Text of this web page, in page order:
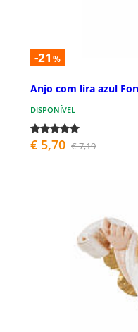
-21 %
Anjo com lira azul
DISPONÍVEL
€ 5,70 € 7,19